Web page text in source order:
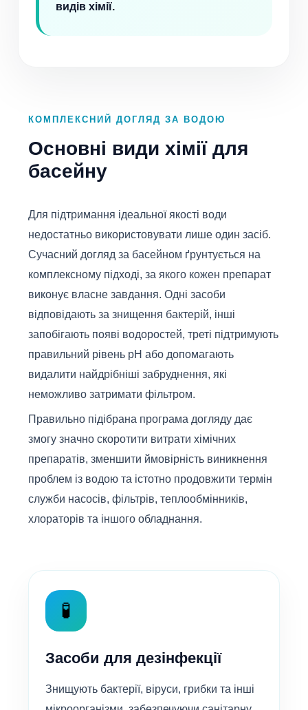
видів хімії.
КОМПЛЕКСНИЙ ДОГЛЯД ЗА ВОДОЮ
Основні види хімії для
басейну
Для підтримання ідеальної якості води
недостатньо використовувати лише один засіб.
Сучасний догляд за басейном ґрунтується на
комплексному підході, за якого кожен препарат
виконує власне завдання. Одні засоби
відповідають за знищення бактерій, інші
запобігають появі водоростей, треті підтримують
правильний рівень pH або допомагають
видалити найдрібніші забруднення, які
неможливо затримати фільтром.
Правильно підібрана програма догляду дає
змогу значно скоротити витрати хімічних
препаратів, зменшити ймовірність виникнення
проблем із водою та істотно продовжити термін
служби насосів, фільтрів, теплообмінників,
хлораторів та іншого обладнання.
🧪
Засоби для дезінфекції
Знищують бактерії, віруси, грибки та інші